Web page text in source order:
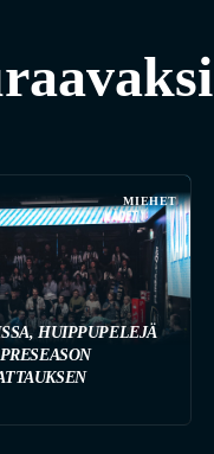
MIEHET
HUIPPUPELEJÄ